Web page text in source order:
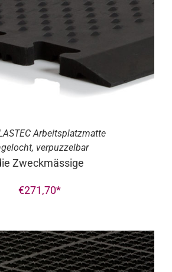
Arbeitsplatzmatte
verpuzzelbar
Zweckmässige
€271,70